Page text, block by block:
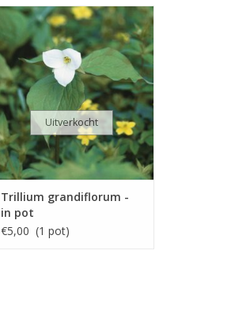
Uitverkocht
Grote boslelie
April/mei, wit, 30 cm
INFO
Trillium grandiflorum -
in pot
€5,00 (1 pot)